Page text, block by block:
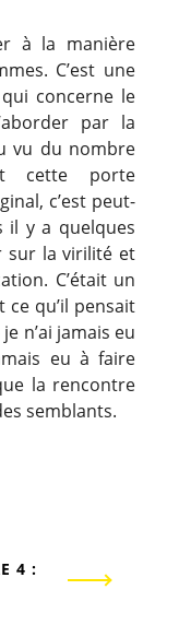
à la manière
C’est une
concerne le
par la
vu du nombre
cette porte
c’est peut-
il y a quelques
sur la virilité et
C’était un
qu’il pensait
n’ai jamais eu
eu à faire
la rencontre
semblants.
4 :